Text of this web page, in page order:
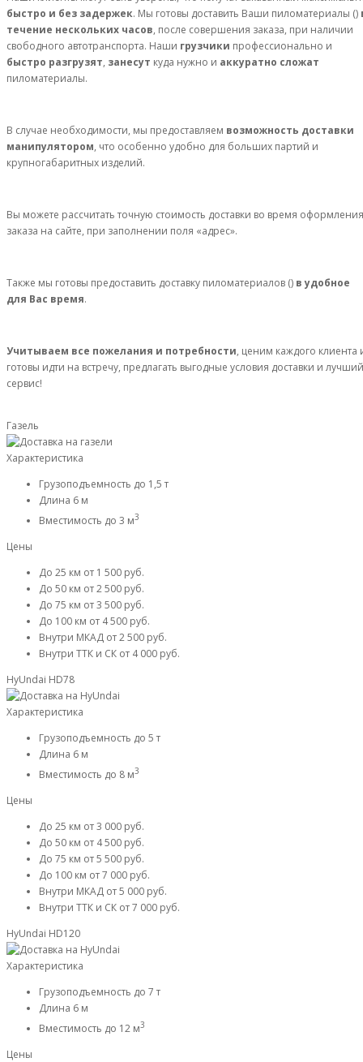
быстро и без задержек. Мы готовы доставить Ваши пиломатериалы ()
течение нескольких часов, после совершения заказа, при наличии
свободного автотранспорта. Наши грузчики профессионально и
быстро разгрузят, занесут куда нужно и аккуратно сложат
пиломатериалы.
В случае необходимости, мы предоставляем возможность доставки
манипулятором, что особенно удобно для больших партий и
крупногабаритных изделий.
Вы можете рассчитать точную стоимость доставки во время оформления
заказа на сайте, при заполнении поля «адрес».
Также мы готовы предоставить доставку пиломатериалов () в удобное
для Вас время.
Учитываем все пожелания и потребности, ценим каждого клиента
готовы идти на встречу, предлагать выгодные условия доставки и лучший
сервис!
Газель
Характеристика
Грузоподъемность до 1,5 т
Длина 6 м
Вместимость до 3 м3
Цены
До 25 км от 1 500 руб.
До 50 км от 2 500 руб.
До 75 км от 3 500 руб.
До 100 км от 4 500 руб.
Внутри МКАД от 2 500 руб.
Внутри ТТК и СК от 4 000 руб.
HyUndai HD78
Характеристика
Грузоподъемность до 5 т
Длина 6 м
Вместимость до 8 м3
Цены
До 25 км от 3 000 руб.
До 50 км от 4 500 руб.
До 75 км от 5 500 руб.
До 100 км от 7 000 руб.
Внутри МКАД от 5 000 руб.
Внутри ТТК и СК от 7 000 руб.
HyUndai HD120
Характеристика
Грузоподъемность до 7 т
Длина 6 м
Вместимость до 12 м3
Цены